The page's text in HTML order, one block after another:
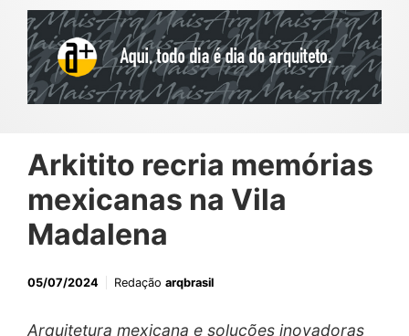
Arkitito recria memórias
mexicanas na Vila
Madalena
05/07/2024 Redação arqbrasil
Arquitetura mexicana e soluções inovadoras